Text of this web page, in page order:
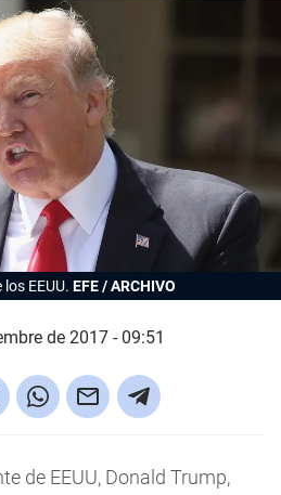
EEUU. EFE / ARCHIVO
de 2017 - 09:51
de EEUU, Donald Trump,